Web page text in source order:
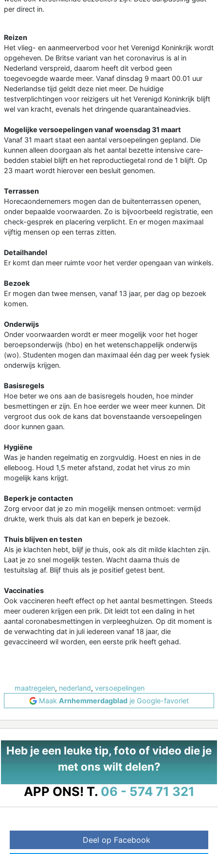
per direct in.
Reizen
Het vlieg- en aanmeerverbod voor het Verenigd Koninkrijk wordt
opgeheven. De Britse variant van het coronavirus is al in
Nederland verspreid, daarom heeft dit verbod geen
toegevoegde waarde meer. Vanaf dinsdag 9 maart 00.01 uur
Nederlandse tijd geldt deze niet meer. De huidige
testverplichtingen voor reizigers uit het Verenigd Koninkrijk blijft
wel van kracht, evenals het dringende quarantaineadvies.
Mogelijke versoepelingen vanaf woensdag 31 maart
Vanaf 31 maart staat een aantal versoepelingen gepland. Die
kunnen alleen doorgaan als het aantal bezette intensive care-
bedden stabiel blijft en het reproductiegetal rond de 1 blijft. Op
23 maart wordt hierover een besluit genomen.
Terrassen
Horecaondernemers mogen dan de buitenterrassen openen,
onder bepaalde voorwaarden. Zo is bijvoorbeeld registratie, een
check-gesprek en placering verplicht. En er mogen maximaal
vijftig mensen op een terras zitten.
Detailhandel
Er komt dan meer ruimte voor het verder opengaan van winkels.
Bezoek
Er mogen dan twee mensen, vanaf 13 jaar, per dag op bezoek
komen.
Onderwijs
Onder voorwaarden wordt er meer mogelijk voor het hoger
beroepsonderwijs (hbo) en het wetenschappelijk onderwijs
(wo). Studenten mogen dan maximaal één dag per week fysiek
onderwijs krijgen.
Basisregels
Hoe beter we ons aan de basisregels houden, hoe minder
besmettingen er zijn. En hoe eerder we weer meer kunnen. Dit
vergroot dus ook de kans dat bovenstaande versoepelingen
door kunnen gaan.
Hygiëne
Was je handen regelmatig en zorgvuldig. Hoest en nies in de
elleboog. Houd 1,5 meter afstand, zodat het virus zo min
mogelijk kans krijgt.
Beperk je contacten
Zorg ervoor dat je zo min mogelijk mensen ontmoet: vermijd
drukte, werk thuis als dat kan en beperk je bezoek.
Thuis blijven en testen
Als je klachten hebt, blijf je thuis, ook als dit milde klachten zijn.
Laat je zo snel mogelijk testen. Wacht daarna thuis de
testuitslag af. Blijf thuis als je positief getest bent.
Vaccinaties
Ook vaccineren heeft effect op het aantal besmettingen. Steeds
meer ouderen krijgen een prik. Dit leidt tot een daling in het
aantal coronabesmettingen in verpleeghuizen. Op dit moment is
de verwachting dat in juli iedereen vanaf 18 jaar, die
gevaccineerd wil worden, een eerste prik heeft gehad.
maatregelen, nederland, versoepelingen
Maak Arnhemmerdagblad je Google-favoriet
Heb je een leuke tip, foto of video die je
met ons wilt delen?
APP ONS! T. 06 - 574 71 321
Deel op Facebook